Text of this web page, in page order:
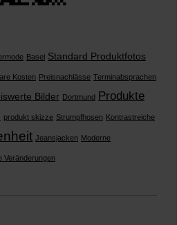
Basel Standard Produktfotos
Kosten Preisnachlässe Terminabsprachen
Bilder Dortmund Produkte
produkt skizze Strumpfhosen Kontrastreiche
Jeansjacken Moderne
Veränderungen